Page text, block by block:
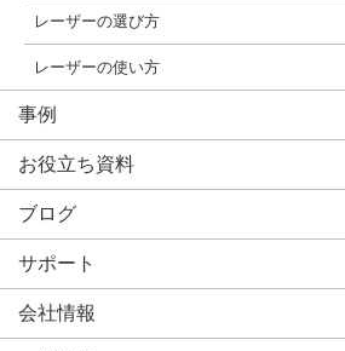
レーザーの選び方
レーザーの使い方
事例
お役立ち資料
ブログ
サポート
会社情報
カタログダウン
ているGCC社と、日本国内で業務用レー
トップシェアを誇るコムネットが共同開
加工機です。
これまでご導入いただいたお客様からのご
工精度だけではなく、使いやすさ、メン
ん追求し、「これが欲しかった！」とヘビ
備えたレーザーカッターです。